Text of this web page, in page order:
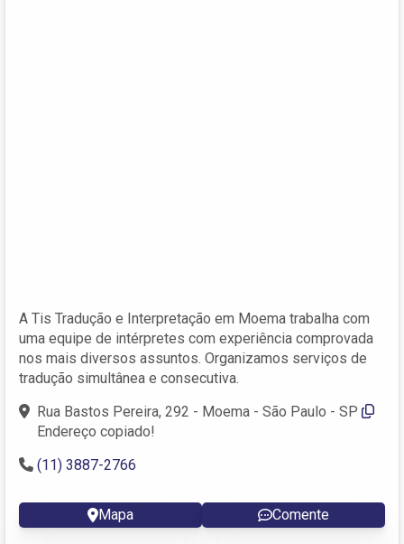
A Tis Tradução e Interpretação em Moema trabalha com
uma equipe de intérpretes com experiência comprovada
nos mais diversos assuntos. Organizamos serviços de
tradução simultânea e consecutiva.
Rua Bastos Pereira, 292 - Moema - São Paulo - SP
Endereço copiado!
(11) 3887-2766
Mapa Comente